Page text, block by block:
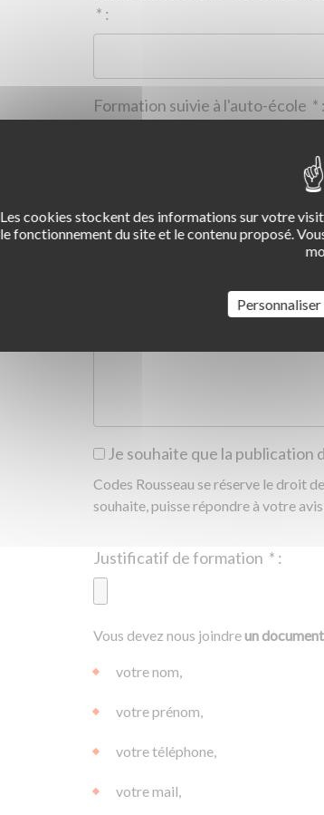
* :
* :
1
2
Je souhaite que la publication
Codes Rousseau se réserve le droit
souhaite, puisse répondre à votre
* :
||0.00 Ko
Vous devez nous joindreun
votre nom,
votre prénom,
votre téléphone,
votre mail,
Les cookies stockent des informations sur votre
le fonctionnement du site et le contenu proposé.
Personnaliser